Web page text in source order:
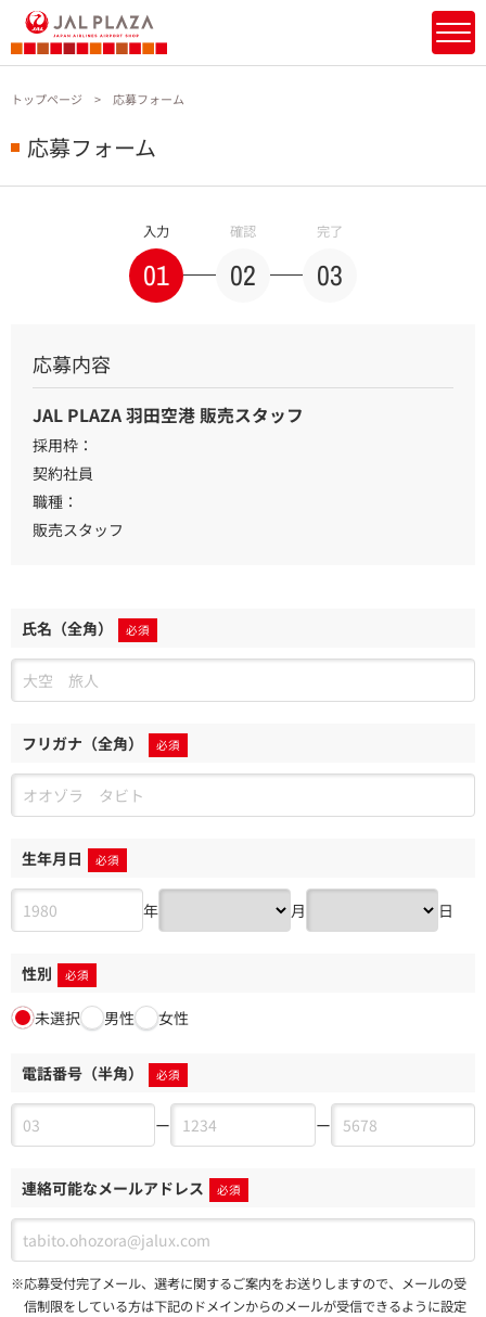
トップページ 応募フォーム
応募フォーム
入力
01
確認
02
完了
03
応募内容
JAL PLAZA 羽田空港 販売スタッフ
採用枠：
契約社員
職種：
販売スタッフ
氏名（全角）
フリガナ（全角）
生年月日
年 月 日
性別
未選択 男性 女性
電話番号（半角）
ー ー
連絡可能なメールアドレス
※応募受付完了メール、選考に関するご案内をお送りしますので、 メールの受
信制限をしている方は下記のドメインからのメールが受信できるように設定